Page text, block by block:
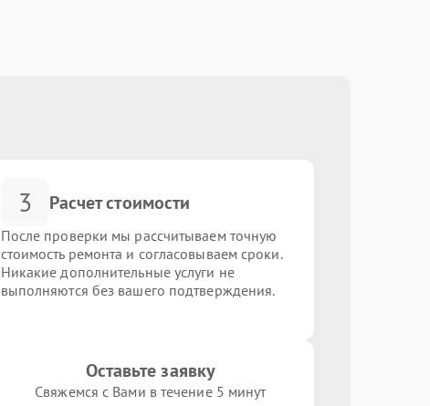
3 Расчет стоимости
После проверки мы рассчитываем точную
стоимость ремонта и согласовываем сроки.
Никакие дополнительные услуги не
выполняются без вашего подтверждения.
Оставьте заявку
Свяжемся с Вами в течение 5 минут